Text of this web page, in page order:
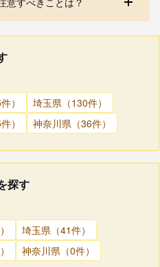
）
埼玉県（130件）
） 神奈川県（36件）
探す
埼玉県（41件）
神奈川県（0件）